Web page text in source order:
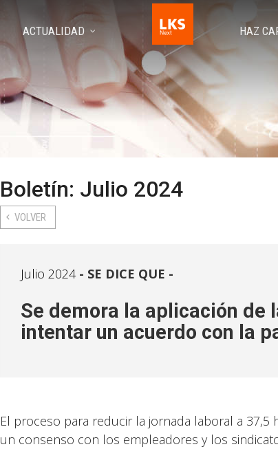
ACTUALIDAD HAZ
Boletín: Julio 2024
VOLVER
Julio 2024 SE DICE QUE -
Se demora la aplicación de
intentar un acuerdo con la
El proceso para reducir la jornada laboral a
un consenso con los empleadores y los